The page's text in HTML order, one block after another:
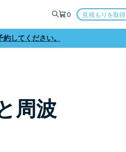
0 見積もりを取得
してください。
周波